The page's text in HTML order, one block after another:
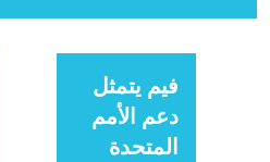
فيم يتمثل
دعم الأمم
المتحدة